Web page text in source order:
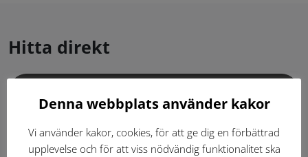
Hitta direkt
Dokumentbibliotek Kontaktlista
Denna webbplats använder kakor
Vi använder kakor, cookies, för att ge dig en förbättrad
upplevelse och för att viss nödvändig funktionalitet ska